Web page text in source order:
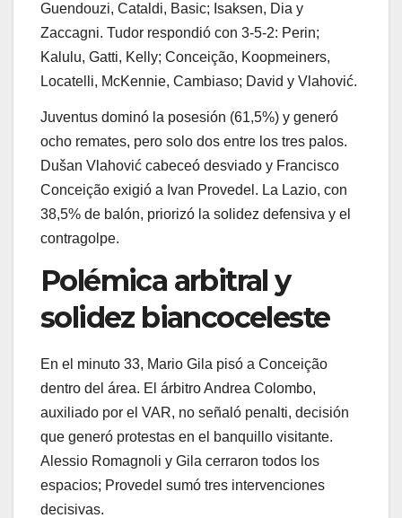
Guendouzi, Cataldi, Basic; Isaksen, Dia y
Zaccagni. Tudor respondió con 3-5-2: Perin;
Kalulu, Gatti, Kelly; Conceição, Koopmeiners,
Locatelli, McKennie, Cambiaso; David y Vlahović.
Juventus dominó la posesión (61,5%) y generó
ocho remates, pero solo dos entre los tres palos.
Dušan Vlahović cabeceó desviado y Francisco
Conceição exigió a Ivan Provedel. La Lazio, con
38,5% de balón, priorizó la solidez defensiva y el
contragolpe.
Polémica arbitral y
solidez biancoceleste
En el minuto 33, Mario Gila pisó a Conceição
dentro del área. El árbitro Andrea Colombo,
auxiliado por el VAR, no señaló penalti, decisión
que generó protestas en el banquillo visitante.
Alessio Romagnoli y Gila cerraron todos los
espacios; Provedel sumó tres intervenciones
decisivas.